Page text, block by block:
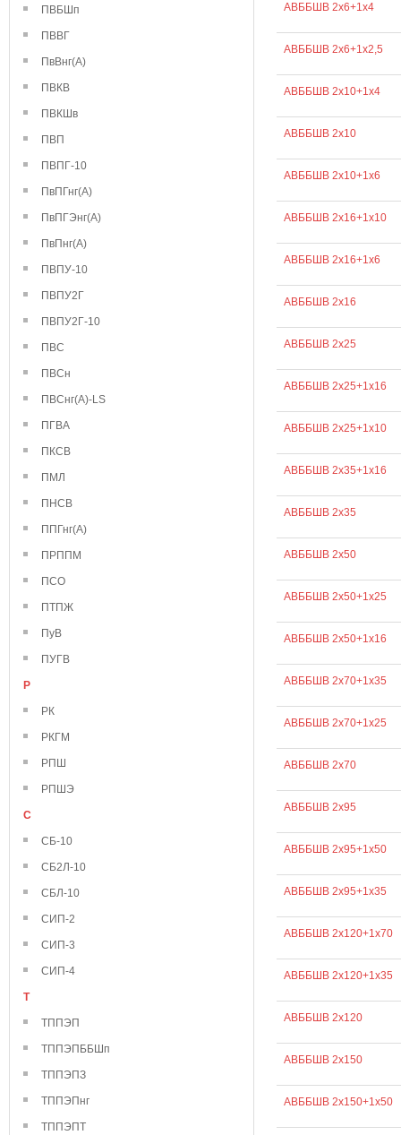
ПВБШп
ПВВГ
ПвВнг(А)
ПВКВ
ПВКШв
ПВП
ПВПГ-10
ПвПГнг(А)
ПвПГЭнг(А)
ПвПнг(А)
ПВПУ-10
ПВПУ2Г
ПВПУ2Г-10
ПВС
ПВСн
ПВСнг(А)-LS
ПГВА
ПКСВ
ПМЛ
ПНСВ
ППГнг(А)
ПРППМ
ПСО
ПТПЖ
ПуВ
ПУГВ
Р
РК
РКГМ
РПШ
РПШЭ
С
СБ-10
СБ2Л-10
СБЛ-10
СИП-2
СИП-3
СИП-4
Т
ТППЭП
ТППЭПББШп
ТППЭПЗ
ТППЭПнг
ТППЭПТ
АВББШВ 2х6+1х4
АВББШВ 2х6+1х2,5
АВББШВ 2х10+1х4
АВББШВ 2х10
АВББШВ 2х10+1х6
АВББШВ 2х16+1х10
АВББШВ 2х16+1х6
АВББШВ 2х16
АВББШВ 2х25
АВББШВ 2х25+1х16
АВББШВ 2х25+1х10
АВББШВ 2х35+1х16
АВББШВ 2х35
АВББШВ 2х50
АВББШВ 2х50+1х25
АВББШВ 2х50+1х16
АВББШВ 2х70+1х35
АВББШВ 2х70+1х25
АВББШВ 2х70
АВББШВ 2х95
АВББШВ 2х95+1х50
АВББШВ 2х95+1х35
АВББШВ 2х120+1х70
АВББШВ 2х120+1х35
АВББШВ 2х120
АВББШВ 2х150
АВББШВ 2х150+1х50